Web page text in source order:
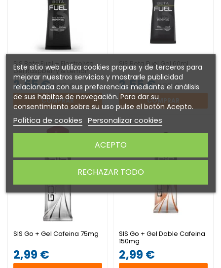
SIS Beta Fuel + Electrolyte
Gel Raspberry & Lemon
60ml
2,55 €3,00 €
COMPRAR
SiS Beta Fuel Gel 60ml
2,55 € 2,99 €
COMPRAR
SIS Go + Gel Cafeina 75mg
2,99 €
SIS Go + Gel Doble Cafeina
150mg
2,99 €
Este sitio web utiliza cookies propias y de terceros para
mejorar nuestros servicios y mostrarle publicidad
relacionada con sus preferencias mediante el análisis
de sus hábitos de navegación. Para dar su
consentimiento sobre su uso pulse el botón Acepto.
Política de cookies Personalizar cookies
RECHAZAR TODO
ACEPTO